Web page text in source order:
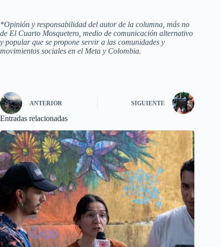
*Opinión y responsabilidad del autor de la columna, más no
de El Cuarto Mosquetero, medio de comunicación alternativo
y popular que se propone servir a las comunidades y
movimientos sociales en el Meta y Colombia.
ANTERIOR SIGUIENTE
Entradas relacionadas